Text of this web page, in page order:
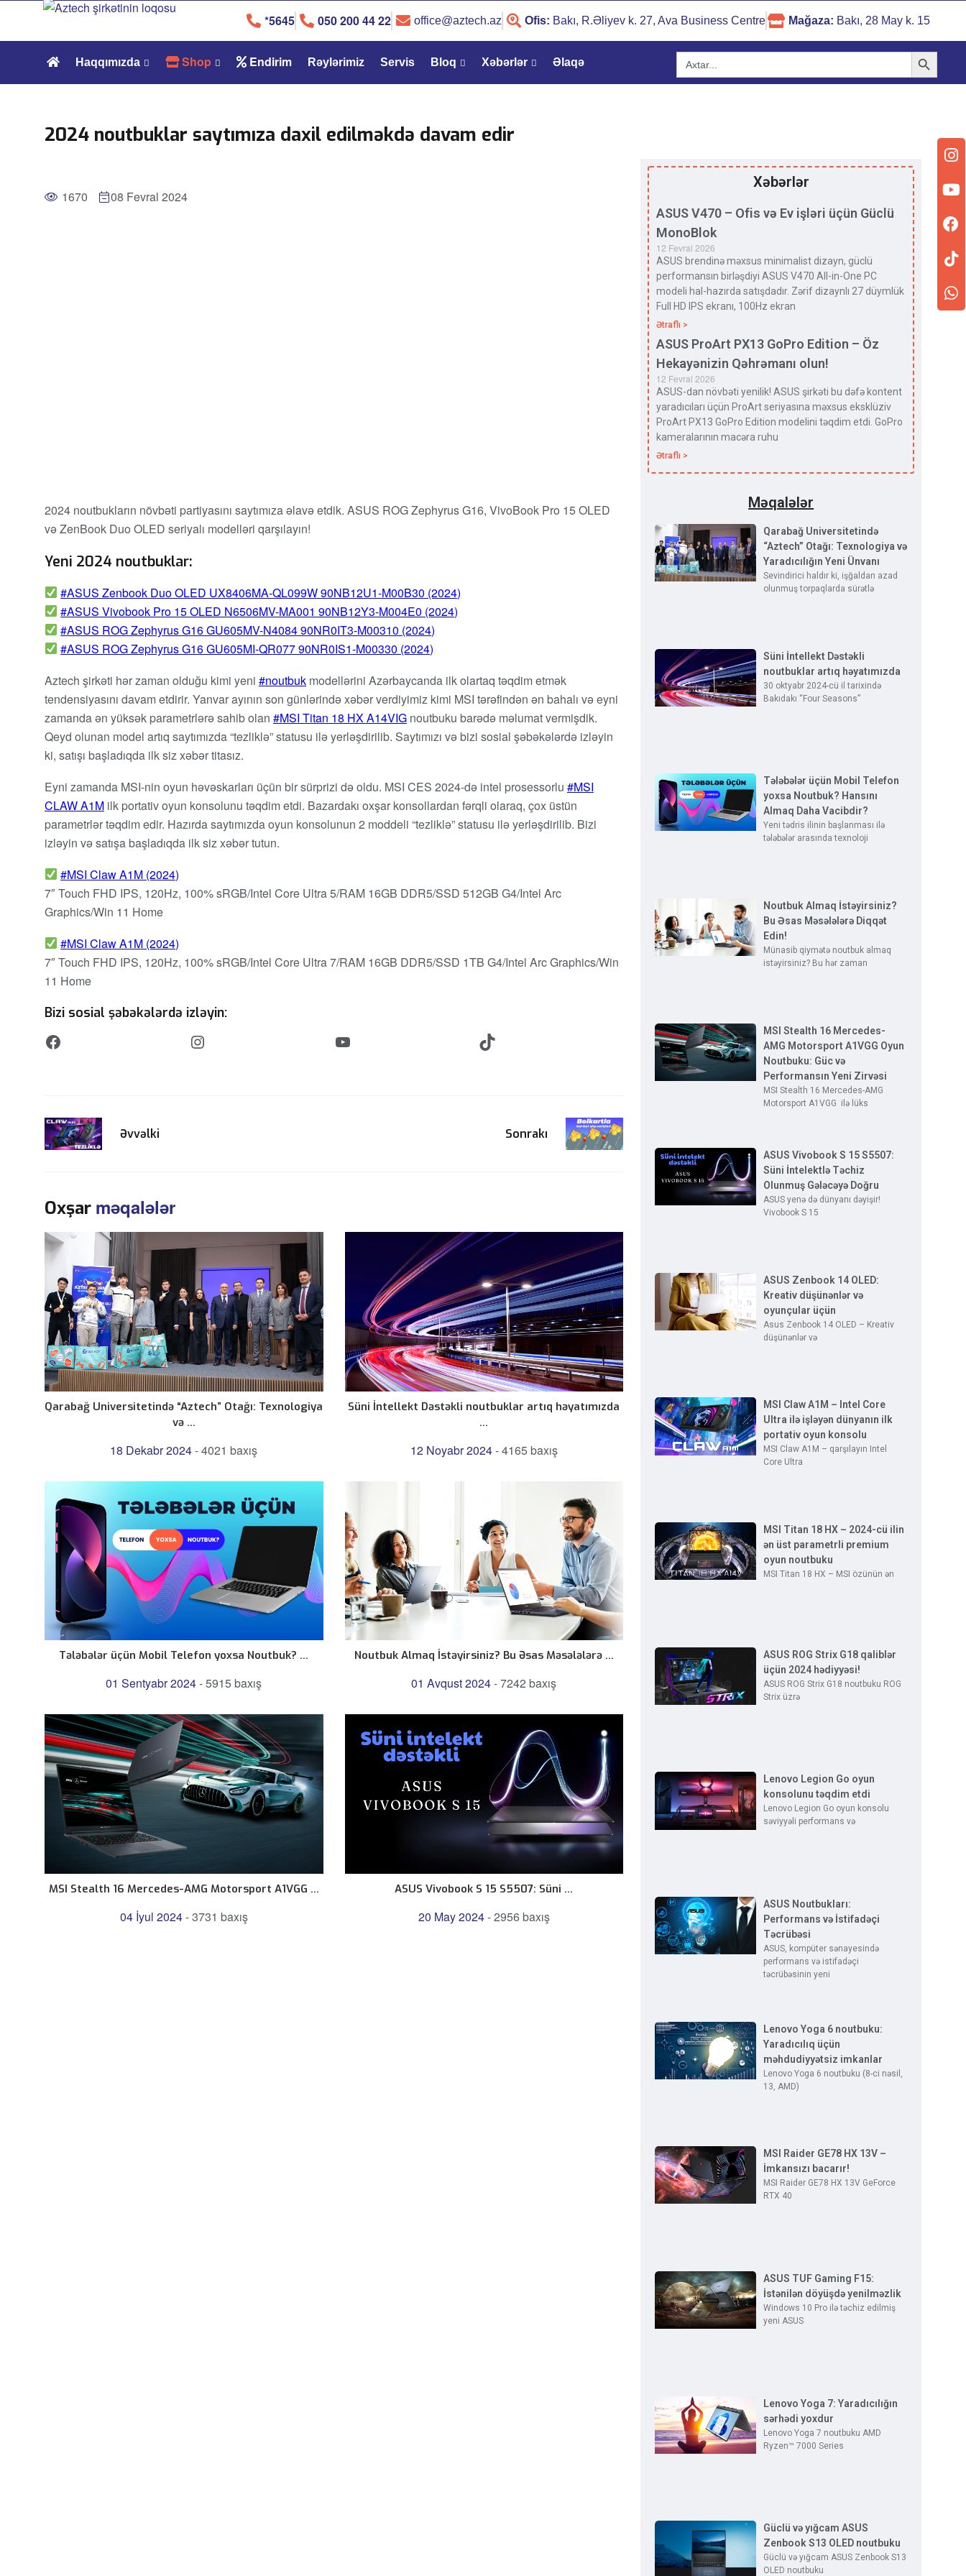
*5645 050 200 44 22 office@aztech.az Ofis: Bakı, R.Əliyev k. 27, Ava Business Centre Mağaza: Bakı, 28 May k. 15
Haqqımızda Shop Endirim Rəylərimiz Servis Bloq Xəbərlər Əlaqə Search
for:
Search Button
2024 noutbuklar saytımıza daxil edilməkdə davam edir
1670 08 Fevral 2024
2024 noutbukların növbəti partiyasını saytımıza əlavə etdik. ASUS ROG Zephyrus G16, VivoBook Pro 15 OLED
və ZenBook Duo OLED seriyalı modelləri qarşılayın!
Yeni 2024 noutbuklar:
ASUS Zenbook Duo OLED UX8406MA-QL099W 90NB12U1-M00B30 (2024)
ASUS Vivobook Pro 15 OLED N6506MV-MA001 90NB12Y3-M004E0 (2024)
ASUS ROG Zephyrus G16 GU605MV-N4084 90NR0IT3-M00310 (2024)
ASUS ROG Zephyrus G16 GU605MI-QR077 90NR0IS1-M00330 (2024)
Aztech şirkəti hər zaman olduğu kimi yeni
noutbuk modellərini Azərbaycanda ilk olartaq təqdim etmək
tendensiyasını davam etdirir. Yanvar ayının son günlərində xəbər verdiyimiz kimi MSI tərəfindən ən bahalı və eyni
zamanda ən yüksək parametrlərə sahib olan
MSI Titan 18 HX A14VIG noutbuku barədə məlumat vermişdik.
Qeyd olunan model artıq saytımızda “tezliklə” statusu ilə yerləşdirilib. Saytımızı və bizi sosial şəbəkələrdə izləyin
ki, satışı başladıqda ilk siz xəbər titasız.
Eyni zamanda MSI-nin oyun həvəskarları üçün bir sürprizi də oldu. MSI CES 2024-də intel prosessorlu
MSI
CLAW A1M ilk portativ oyun konsolunu təqdim etdi. Bazardakı oxşar konsollardan fərqli olaraq, çox üstün
parametrlər təqdim edir. Hazırda saytımızda oyun konsolunun 2 moddeli “tezliklə” statusu ilə yerləşdirilib. Bizi
izləyin və satışa başladıqda ilk siz xəbər tutun.
MSI Claw A1M (2024)
7″ Touch FHD IPS, 120Hz, 100% sRGB/Intel Core Ultra 5/RAM 16GB DDR5/SSD 512GB G4/Intel Arc
Graphics/Win 11 Home
MSI Claw A1M (2024)
7″ Touch FHD IPS, 120Hz, 100% sRGB/Intel Core Ultra 7/RAM 16GB DDR5/SSD 1TB G4/Intel Arc Graphics/Win
11 Home
Bizi sosial şəbəkələrdə izləyin:
Əvvəlki Sonrakı
Oxşar məqalələr
Qarabağ Universitetində “Aztech” Otağı: Texnologiya
və ...
18 Dekabr 2024-4021 baxış
Süni İntellekt Dəstəkli noutbuklar artıq həyatımızda
...
12 Noyabr 2024-4165 baxış
Tələbələr üçün Mobil Telefon yoxsa Noutbuk? ...
01 Sentyabr 2024-5915 baxış
Noutbuk Almaq İstəyirsiniz? Bu Əsas Məsələlərə ...
01 Avqust 2024-7242 baxış
MSI Stealth 16 Mercedes-AMG Motorsport A1VGG ...
04 İyul 2024-3731 baxış
ASUS Vivobook S 15 S5507: Süni ...
20 May 2024-2956 baxış
Xəbərlər
ASUS V470 – Ofis və Ev işləri üçün Güclü
MonoBlok
12 Fevral 2026
ASUS brendinə məxsus minimalist dizayn, güclü
performansın birləşdiyi ASUS V470 All-in-One PC
modeli hal-hazırda satışdadır. Zərif dizaynlı 27 düymlük
Full HD IPS ekranı, 100Hz ekran
Ətraflı >
ASUS ProArt PX13 GoPro Edition – Öz
Hekayənizin Qəhrəmanı olun!
12 Fevral 2026
ASUS-dan növbəti yenilik! ASUS şirkəti bu dəfə kontent
yaradıcıları üçün ProArt seriyasına məxsus eksklüziv
ProArt PX13 GoPro Edition modelini təqdim etdi. GoPro
kameralarının macəra ruhu
Ətraflı >
Məqalələr
Qarabağ Universitetində
“Aztech” Otağı: Texnologiya və
Yaradıcılığın Yeni Ünvanı
Sevindirici haldır ki, işğaldan azad
olunmuş torpaqlarda sürətlə
Süni İntellekt Dəstəkli
noutbuklar artıq həyatımızda
30 oktyabr 2024-cü il tarixində
Bakıdakı “Four Seasons”
Tələbələr üçün Mobil Telefon
yoxsa Noutbuk? Hansını
Almaq Daha Vacibdir?
Yeni tədris ilinin başlanması ilə
tələbələr arasında texnoloji
Noutbuk Almaq İstəyirsiniz?
Bu Əsas Məsələlərə Diqqət
Edin!
Münasib qiymətə noutbuk almaq
istəyirsiniz? Bu hər zaman
MSI Stealth 16 Mercedes-
AMG Motorsport A1VGG Oyun
Noutbuku: Güc və
Performansın Yeni Zirvəsi
MSI Stealth 16 Mercedes-AMG
Motorsport A1VGG ilə lüks
ASUS Vivobook S 15 S5507:
Süni İntelektlə Təchiz
Olunmuş Gələcəyə Doğru
ASUS yenə də dünyanı dəyişir!
Vivobook S 15
ASUS Zenbook 14 OLED:
Kreativ düşünənlər və
oyunçular üçün
Asus Zenbook 14 OLED – Kreativ
düşünənlər və
MSI Claw A1M – Intel Core
Ultra ilə işləyən dünyanın ilk
portativ oyun konsolu
MSI Claw A1M – qarşılayın Intel
Core Ultra
MSI Titan 18 HX – 2024-cü ilin
ən üst parametrli premium
oyun noutbuku
MSI Titan 18 HX – MSI özünün ən
ASUS ROG Strix G18 qaliblər
üçün 2024 hədiyyəsi!
ASUS ROG Strix G18 noutbuku ROG
Strix üzrə
Lenovo Legion Go oyun
konsolunu təqdim etdi
Lenovo Legion Go oyun konsolu
səviyyəli performans və
ASUS Noutbukları:
Performans və İstifadəçi
Təcrübəsi
ASUS, kompüter sənayesində
performans və istifadəçi
təcrübəsinin yeni
Lenovo Yoga 6 noutbuku:
Yaradıcılıq üçün
məhdudiyyətsiz imkanlar
Lenovo Yoga 6 noutbuku (8-ci nəsil,
13, AMD)
MSI Raider GE78 HX 13V –
İmkansızı bacarır!
MSI Raider GE78 HX 13V GeForce
RTX 40
ASUS TUF Gaming F15:
İstənilən döyüşdə yenilməzlik
Windows 10 Pro ilə təchiz edilmiş
yeni ASUS
Lenovo Yoga 7: Yaradıcılığın
sərhədi yoxdur
Lenovo Yoga 7 noutbuku AMD
Ryzen™ 7000 Series
Güclü və yığcam ASUS
Zenbook S13 OLED noutbuku
Güclü və yığcam ASUS Zenbook S13
OLED noutbuku